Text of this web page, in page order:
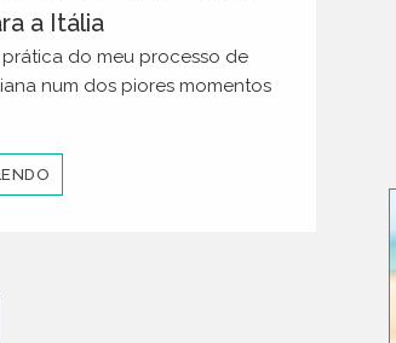
a Itália
prática do meu processo de
num dos piores momentos